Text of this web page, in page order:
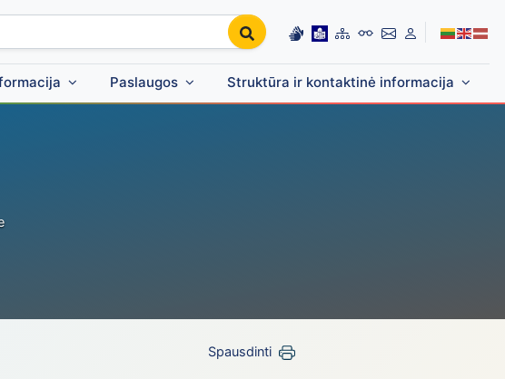
Paslaugos Struktūra ir kontaktinė informacija
Spausdinti